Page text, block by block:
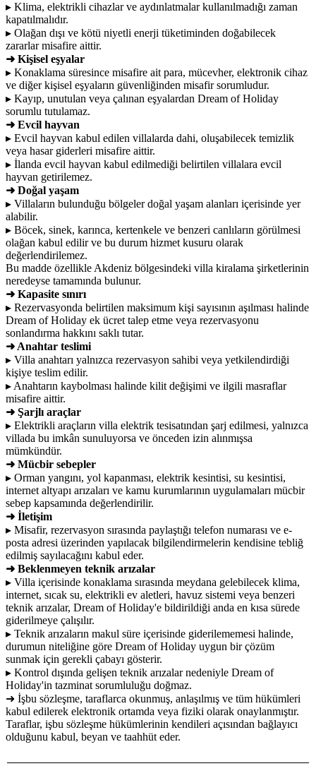
▸ Klima, elektrikli cihazlar ve aydınlatmalar kullanılmadığı zaman
kapatılmalıdır.
▸ Olağan dışı ve kötü niyetli enerji tüketiminden doğabilecek
zararlar misafire aittir.
➜ Kişisel eşyalar
▸ Konaklama süresince misafire ait para, mücevher, elektronik cihaz
ve diğer kişisel eşyaların güvenliğinden misafir sorumludur.
▸ Kayıp, unutulan veya çalınan eşyalardan Dream of Holiday
sorumlu tutulamaz.
➜ Evcil hayvan
▸ Evcil hayvan kabul edilen villalarda dahi, oluşabilecek temizlik
veya hasar giderleri misafire aittir.
▸ İlanda evcil hayvan kabul edilmediği belirtilen villalara evcil
hayvan getirilemez.
➜ Doğal yaşam
▸ Villaların bulunduğu bölgeler doğal yaşam alanları içerisinde yer
alabilir.
▸ Böcek, sinek, karınca, kertenkele ve benzeri canlıların görülmesi
olağan kabul edilir ve bu durum hizmet kusuru olarak
değerlendirilemez.
Bu madde özellikle Akdeniz bölgesindeki villa kiralama şirketlerinin
neredeyse tamamında bulunur.
➜ Kapasite sınırı
▸ Rezervasyonda belirtilen maksimum kişi sayısının aşılması halinde
Dream of Holiday ek ücret talep etme veya rezervasyonu
sonlandırma hakkını saklı tutar.
➜ Anahtar teslimi
▸ Villa anahtarı yalnızca rezervasyon sahibi veya yetkilendirdiği
kişiye teslim edilir.
▸ Anahtarın kaybolması halinde kilit değişimi ve ilgili masraflar
misafire aittir.
➜ Şarjlı araçlar
▸ Elektrikli araçların villa elektrik tesisatından şarj edilmesi, yalnızca
villada bu imkân sunuluyorsa ve önceden izin alınmışsa
mümkündür.
➜ Mücbir sebepler
▸ Orman yangını, yol kapanması, elektrik kesintisi, su kesintisi,
internet altyapı arızaları ve kamu kurumlarının uygulamaları mücbir
sebep kapsamında değerlendirilir.
➜ İletişim
▸ Misafir, rezervasyon sırasında paylaştığı telefon numarası ve e-
posta adresi üzerinden yapılacak bilgilendirmelerin kendisine tebliğ
edilmiş sayılacağını kabul eder.
➜ Beklenmeyen teknik arızalar
▸ Villa içerisinde konaklama sırasında meydana gelebilecek klima,
internet, sıcak su, elektrikli ev aletleri, havuz sistemi veya benzeri
teknik arızalar, Dream of Holiday'e bildirildiği anda en kısa sürede
giderilmeye çalışılır.
▸ Teknik arızaların makul süre içerisinde giderilememesi halinde,
durumun niteliğine göre Dream of Holiday uygun bir çözüm
sunmak için gerekli çabayı gösterir.
▸ Kontrol dışında gelişen teknik arızalar nedeniyle Dream of
Holiday'in tazminat sorumluluğu doğmaz.
➜ İşbu sözleşme, taraflarca okunmuş, anlaşılmış ve tüm hükümleri
kabul edilerek elektronik ortamda veya fiziki olarak onaylanmıştır.
Taraflar, işbu sözleşme hükümlerinin kendileri açısından bağlayıcı
olduğunu kabul, beyan ve taahhüt eder.